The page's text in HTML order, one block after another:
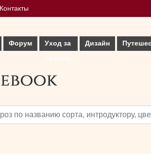
Контакты
Форум
Уход за
Дизайн